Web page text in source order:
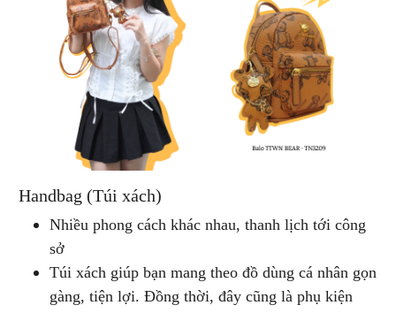
Handbag (Túi xách)
Nhiều phong cách khác nhau, thanh lịch tới công
sở
Túi xách giúp bạn mang theo đồ dùng cá nhân gọn
gàng, tiện lợi. Đồng thời, đây cũng là phụ kiện